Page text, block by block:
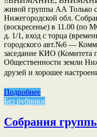
живой группы АА Только
Нижегородской обл.
(воскресенье) в 11.00 (по
д. 1/1, вход с торца
городского авт.№6 —
заседание КИО
Общественности земли
друзей и хорошее
Подробнее
Без рубрики
Собрания